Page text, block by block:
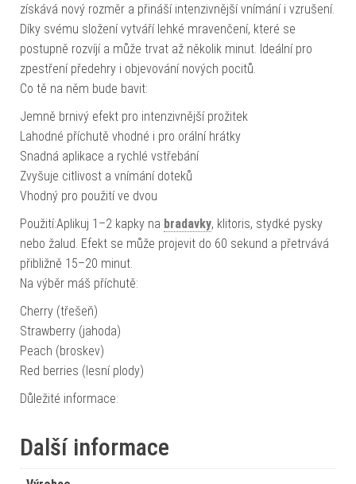
získává nový rozměr a přináší intenzivnější vnímání i vzrušení.
Díky svému složení vytváří lehké mravenčení, které se
postupně rozvíjí a může trvat až několik minut. Ideální pro
zpestření předehry i objevování nových pocitů.
Co tě na něm bude bavit:
Jemně brnivý efekt pro intenzivnější prožitek
Lahodné příchutě vhodné i pro orální hrátky
Snadná aplikace a rychlé vstřebání
Zvyšuje citlivost a vnímání doteků
Vhodný pro použití ve dvou
Použití:Aplikuj 1–2 kapky na bradavky, klitoris, stydké pysky
nebo žalud. Efekt se může projevit do 60 sekund a přetrvává
přibližně 15–20 minut.
Na výběr máš příchutě:
Cherry (třešeň)
Strawberry (jahoda)
Peach (broskev)
Red berries (lesní plody)
Důležité informace:
Další informace